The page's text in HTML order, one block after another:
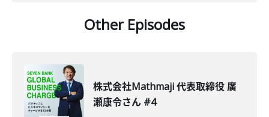
Other Episodes
株式会社Mathmaji 代表取締役 廣
瀬康令さん #4